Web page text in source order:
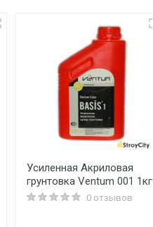
Усиленная Акриловая
грунтовка Ventum 001 1кг
0 отзывов